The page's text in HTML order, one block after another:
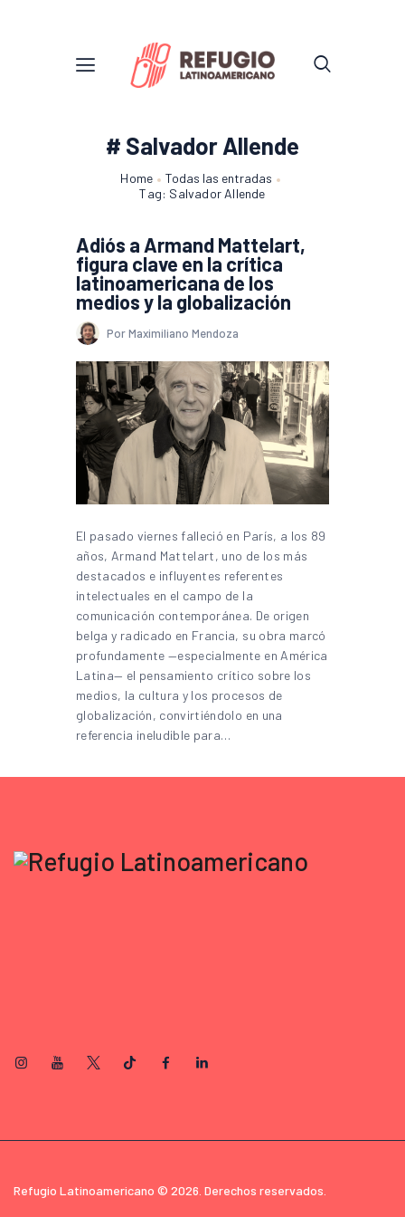
# Salvador Allende
Home
Todas las entradas
Tag: Salvador Allende
Adiós a Armand Mattelart,
figura clave en la crítica
latinoamericana de los
medios y la globalización
Por Maximiliano Mendoza
El pasado viernes falleció en París, a los 89
años, Armand Mattelart, uno de los más
destacados e influyentes referentes
intelectuales en el campo de la
comunicación contemporánea. De origen
belga y radicado en Francia, su obra marcó
profundamente —especialmente en América
Latina— el pensamiento crítico sobre los
medios, la cultura y los procesos de
globalización, convirtiéndolo en una
referencia ineludible para…
Refugio Latinoamericano © 2026. Derechos reservados.